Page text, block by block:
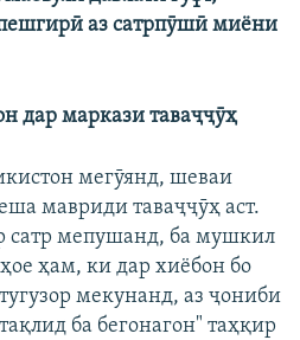
аз сатрпӯшӣ миёни
дар маркази таваҷҷӯҳ
мегӯянд, шеваи
мавриди таваҷҷӯҳ аст.
сатр мепушанд, ба мушкил
ҳам, ки дар хиёбон бо
мекунанд, аз ҷониби
ба бегонагон" таҳқир